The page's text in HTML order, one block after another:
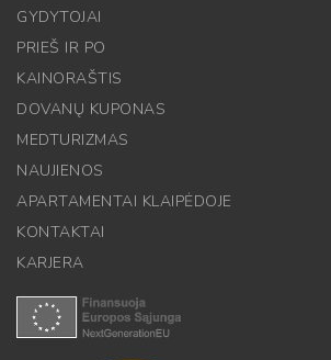
GYDYTOJAI
PRIEŠ IR PO
KAINORAŠTIS
DOVANŲ KUPONAS
MEDTURIZMAS
NAUJIENOS
APARTAMENTAI KLAIPĖDOJE
KONTAKTAI
KARJERA